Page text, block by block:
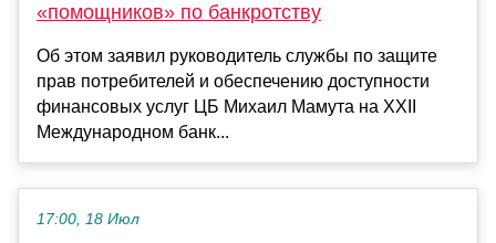
«помощников» по банкротству
Об этом заявил руководитель службы по защите
прав потребителей и обеспечению доступности
финансовых услуг ЦБ Михаил Мамута на XXII
Международном банк...
17:00, 18 Июл